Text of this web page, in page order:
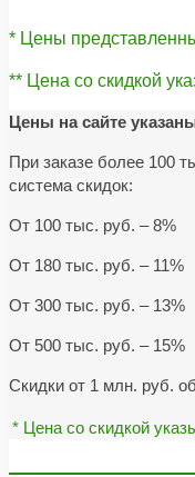
* Цены
** Цена со скидкой
Цены на сайте
При заказе более 100
система скидок:
От 100 тыс. руб. – 8%
От 180 тыс. руб. – 11%
От 300 тыс. руб. – 13%
От 500 тыс. руб. – 15%
Скидки от 1 млн. руб.
* Цена со скидкой